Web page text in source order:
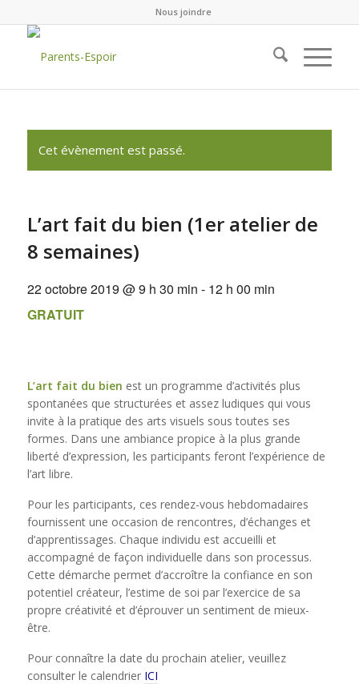
Nous joindre
Cet évènement est passé.
L’art fait du bien (1er atelier de
8 semaines)
22 octobre 2019 @ 9 h 30 min - 12 h 00 min
GRATUIT
L’art fait du bien est un programme d’activités plus
spontanées que structurées et assez ludiques qui vous
invite à la pratique des arts visuels sous toutes ses
formes. Dans une ambiance propice à la plus grande
liberté d’expression, les participants feront l’expérience de
l’art libre.
Pour les participants, ces rendez-vous hebdomadaires
fournissent une occasion de rencontres, d’échanges et
d’apprentissages. Chaque individu est accueilli et
accompagné de façon individuelle dans son processus.
Cette démarche permet d’accroître la confiance en son
potentiel créateur, l’estime de soi par l’exercice de sa
propre créativité et d’éprouver un sentiment de mieux-
être.
Pour connaître la date du prochain atelier, veuillez
consulter le calendrier ICI